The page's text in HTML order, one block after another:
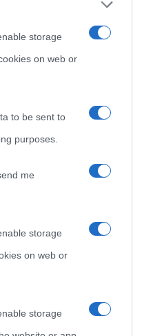
storage
on web or
to be sent to
purposes.
me
storage
on web or
storage